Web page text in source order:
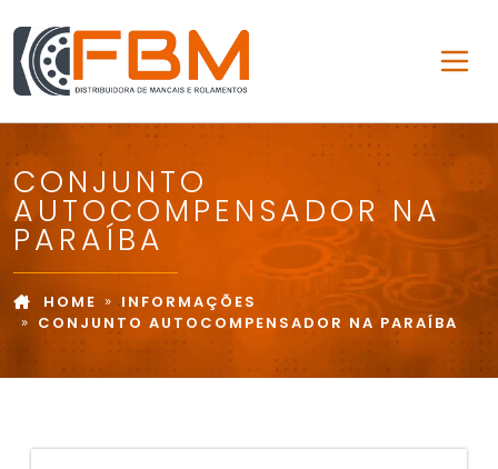
CONJUNTO
AUTOCOMPENSADOR NA
PARAÍBA
HOME
INFORMAÇÕES
CONJUNTO AUTOCOMPENSADOR NA PARAÍBA